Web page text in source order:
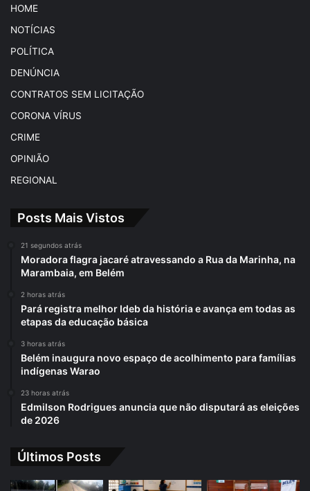
HOME
NOTÍCIAS
POLÍTICA
DENÚNCIA
CONTRATOS SEM LICITAÇÃO
CORONA VÍRUS
CRIME
OPINIÃO
REGIONAL
Posts Mais Vistos
21 segundos atrás
Moradora flagra jacaré atravessando a Rua da Marinha, na
Marambaia, em Belém
2 horas atrás
Pará registra melhor Ideb da história e avança em todas as
etapas da educação básica
3 horas atrás
Belém inaugura novo espaço de acolhimento para famílias
indígenas Warao
23 horas atrás
Edmilson Rodrigues anuncia que não disputará as eleições
de 2026
Últimos Posts